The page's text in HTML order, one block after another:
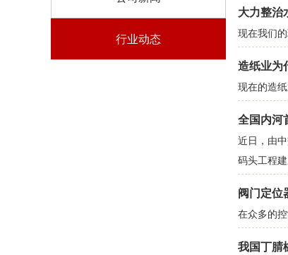
行业动态
大力整治
现在我们
造纸业为
现在的造
全国内河
近日，由
码头工程建
阀门定位
在众多的
我国丁腈